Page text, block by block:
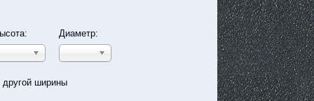
Диаметр:
другой ширины